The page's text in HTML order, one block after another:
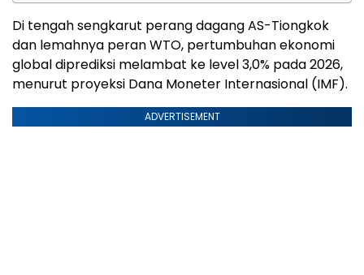
Di tengah sengkarut perang dagang AS-Tiongkok
dan lemahnya peran WTO, pertumbuhan ekonomi
global diprediksi melambat ke level 3,0% pada 2026,
menurut proyeksi Dana Moneter Internasional (IMF).
ADVERTISEMENT